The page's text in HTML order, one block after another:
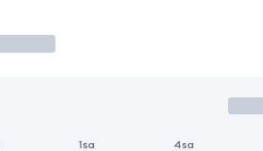
1sa 4sa